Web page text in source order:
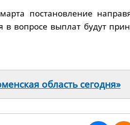
постановление
вопросе выплат будут
область сегодня»